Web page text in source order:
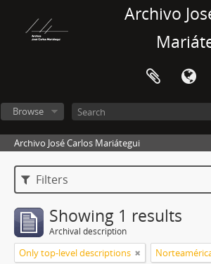
Archivo
Browse
Archivo José Carlos Mariátegui
Filters
Showing 1 results
Archival description
Only top-level descriptions